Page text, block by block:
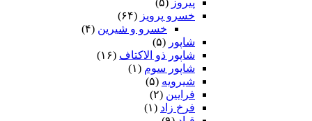
پیروز (۵)
خسرو پرویز (۶۴)
خسرو و شیرین (۴)
شاپور (۵)
شاپور ذو الاکتاف (۱۶)
شاپور سوم‏ (۱)
شیرویه (۵)
فرایین (۲)
فرخ زاد (۱)